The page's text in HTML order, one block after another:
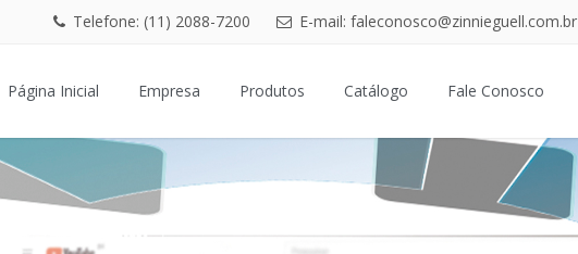
Telefone: (11) 2088-7200 E-mail: faleconosco@zinnieguell.com.br
Página Inicial Empresa Produtos Catálogo Fale Conosco